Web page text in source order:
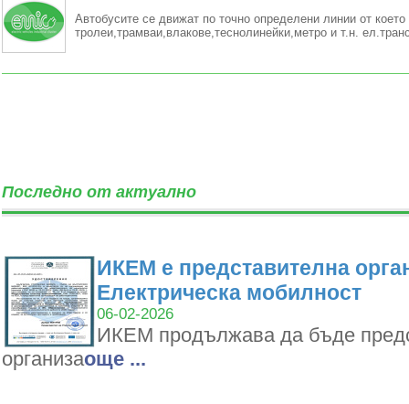
Автобусите се движат по точно определени линии от
тролеи,трамваи,влакове,теснолинейки,метро и т.н.
Последно от актуално
ИКЕМ е представителна
Електрическа мобилност
06-02-2026
ИКЕМ продължава да бъде
организаoще ...